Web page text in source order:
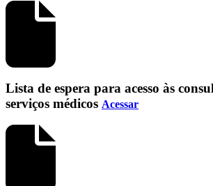
Lista de espera para acesso às
serviços médicos Acessar